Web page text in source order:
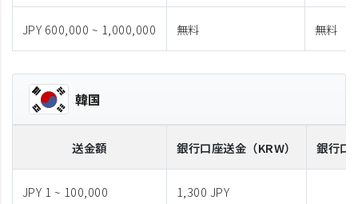
JPY 600,000 ~ 1,000,000 無料 無料
韓国
送金額 銀行口座送金 （KRW） 銀行口
JPY 1 ~ 100,000
1,300 JPY